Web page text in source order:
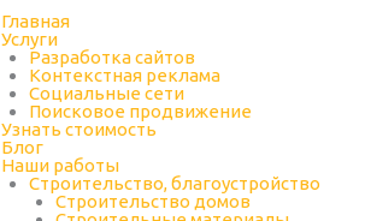
Главная
Услуги
Разработка сайтов
Контекстная реклама
Социальные сети
Поисковое продвижение
Узнать стоимость
Блог
Наши работы
Строительство, благоустройство
Строительство домов